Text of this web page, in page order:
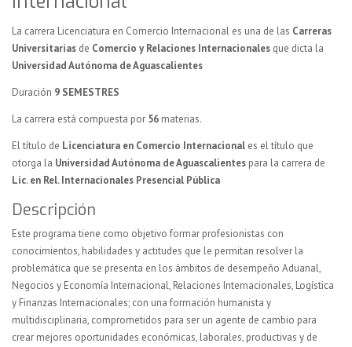
La carrera Licenciatura en Comercio Internacional es una de las Carreras
Universitarias de Comercio y Relaciones Internacionales que dicta la
Universidad Autónoma de Aguascalientes
Duración 9 SEMESTRES
La carrera está compuesta por 56 materias.
El título de Licenciatura en Comercio Internacional es el título que
otorga la Universidad Autónoma de Aguascalientes para la carrera de
Lic. en Rel. Internacionales Presencial Pública
Descripción
Este programa tiene como objetivo formar profesionistas con
conocimientos, habilidades y actitudes que le permitan resolver la
problemática que se presenta en los ámbitos de desempeño Aduanal,
Negocios y Economía Internacional, Relaciones Internacionales, Logística
y Finanzas Internacionales; con una formación humanista y
multidisciplinaria, comprometidos para ser un agente de cambio para
crear mejores oportunidades económicas, laborales, productivas y de